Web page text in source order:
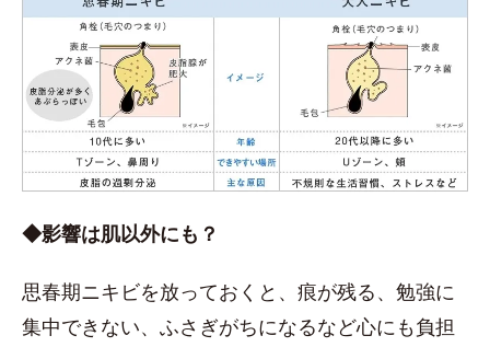
◆影響は肌以外にも？
思春期ニキビを放っておくと、痕が残る、勉強に
集中できない、ふさぎがちになるなど心にも負担